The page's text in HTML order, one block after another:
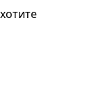
хотите